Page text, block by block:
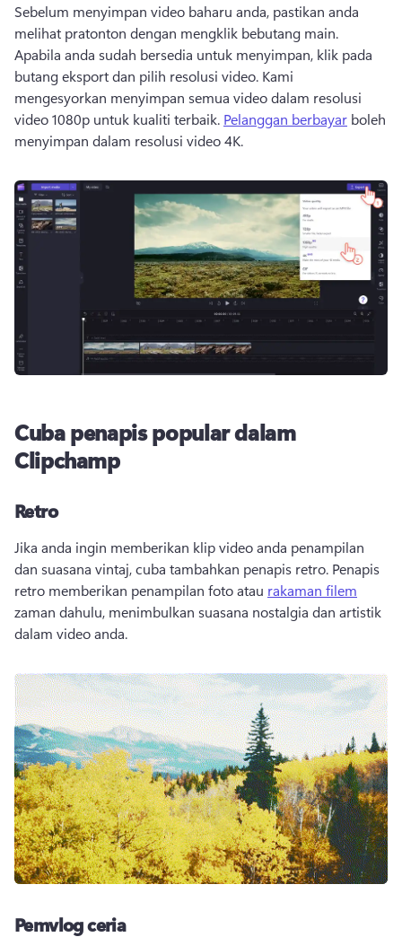
Sebelum menyimpan video baharu anda, pastikan anda
melihat pratonton dengan mengklik bebutang main.
Apabila anda sudah bersedia untuk menyimpan, klik pada
butang eksport dan pilih resolusi video. Kami
mengesyorkan menyimpan semua video dalam resolusi
video 1080p untuk kualiti terbaik. Pelanggan berbayar boleh
menyimpan dalam resolusi video 4K.
Cuba penapis popular dalam
Clipchamp
Retro
Jika anda ingin memberikan klip video anda penampilan
dan suasana vintaj, cuba tambahkan penapis retro. Penapis
retro memberikan penampilan foto atau rakaman filem
zaman dahulu, menimbulkan suasana nostalgia dan artistik
dalam video anda.
Pemvlog ceria